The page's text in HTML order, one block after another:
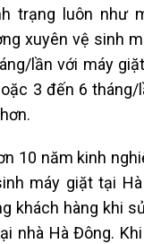
trạng luôn như
xuyên vệ sinh
lần với máy
3 đến 6
10 năm kinh
máy giặt tại
khách hàng khi
nhà Hà Đông.